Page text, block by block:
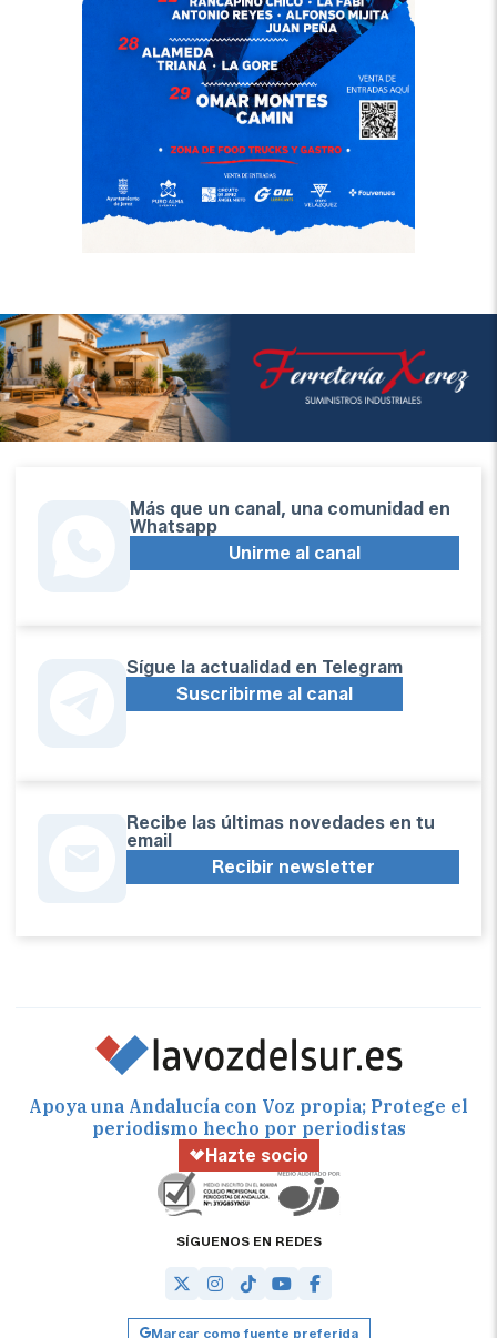
Más que un canal, una comunidad en
Whatsapp
Unirme al canal
Sígue la actualidad en Telegram
Suscribirme al canal
Recibe las últimas novedades en tu
email
Recibir newsletter
Apoya una Andalucía con Voz propia; Protege el
periodismo hecho por periodistas
Hazte socio
SÍGUENOS EN REDES
Marcar como fuente preferida